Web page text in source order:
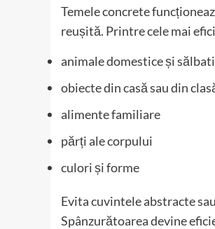
Temele concrete
reușită. Printre cele mai
animale domestice și
obiecte din casă sau din
alimente familiare
părți ale corpului
culori și forme
Evita cuvintele abstracte
Spânzurătoarea devine